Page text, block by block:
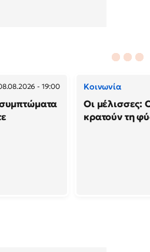
- 19:00
συμπτώματα
Κοινωνία
Οι μέλισσες:
κρατούν τη